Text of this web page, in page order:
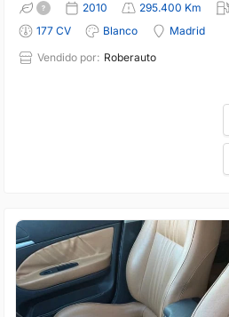
2010 295.400 Km
177 CV
Blanco
Madrid
Vendido por: Roberauto